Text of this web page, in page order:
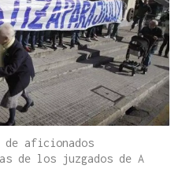
de aficionados
de los juzgados de A